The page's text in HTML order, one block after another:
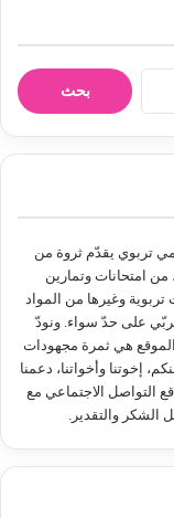
ن
تربوي يقدّم ثروة من
من امتحانات وتمارين
وغيرها من المواد
على حدّ سواء. ونودّ
الموقع هي ثمرة مجهودات
إخوتنا وأخواتنا، دعمنا
التواصل الاجتماعي مع
الشكر والتقدير.